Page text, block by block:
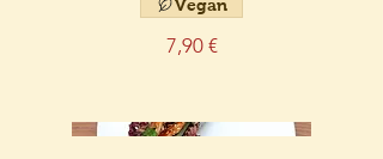
7,90 €
Vegan